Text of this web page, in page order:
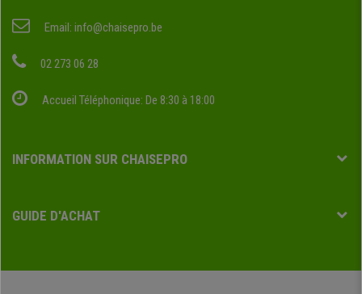
Email: info@chaisepro.be
02 273 06 28
Accueil Téléphonique: De 8:30 à 18:00
INFORMATION SUR CHAISEPRO
GUIDE D'ACHAT